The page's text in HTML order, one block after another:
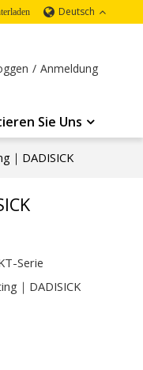
Deutsch
/ Anmeldung
Sie Uns
｜DADISICK
Serie
｜DADISICK